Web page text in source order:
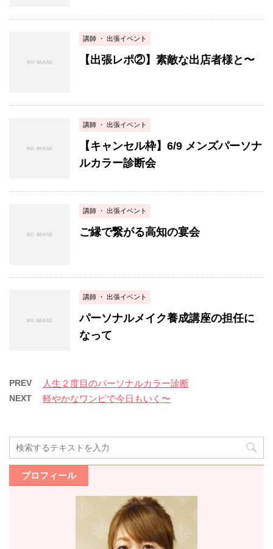
講師 ・ 出張イベント
【出張レポ②】素敵な出店者様と〜
講師 ・ 出張イベント
【キャンセル枠】6/9 メンズパーソナ
ルカラー診断会
講師 ・ 出張イベント
ご縁で繋がる高知の宴会
講師 ・ 出張イベント
パーソナルメイク養成講座の担任に
なって
PREV 人生２度目のパーソナルカラー診断
NEXT 軽やかなワンピで今日もいく〜
プロフィール